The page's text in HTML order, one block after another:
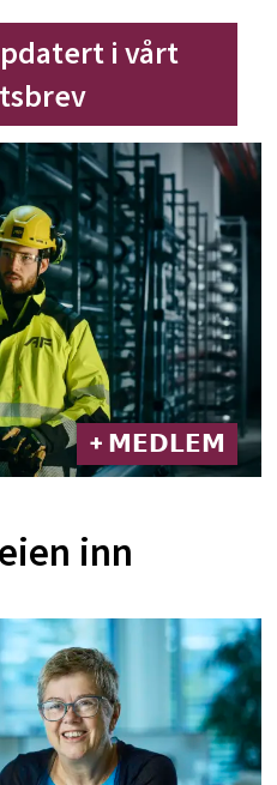
i vårt
+ 𝗠𝗘𝗗𝗟𝗘𝗠
inn